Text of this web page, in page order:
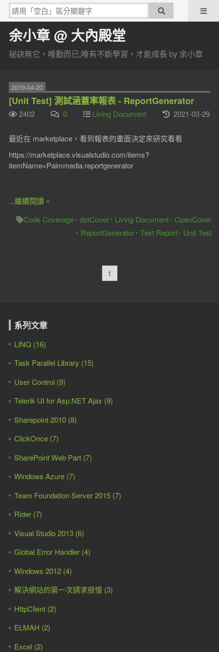
余小章 @ 大內殿堂
祕訣無它，唯勤而已;唯有不斷學習，才能成長 by 余小章
2019-04-20
[Unit Test] 測試涵蓋率報表 - ReportGenerator
2402 0 Living Document 2021-03-29
最近在 marketplace，看到報表的畫面決定來研究看看
https://marketplace.visualstudio.com/items?
itemName=Palmmedia.reportgenerator
...繼續閱讀 »
Code Coverage dotCover Living Document OpenCover
ReportGenerator Test Report Unit Test
1
系列文章
LINQ (16)
Task Parallel Library (15)
User Control (9)
Telerik UI for Asp.NET Ajax (9)
Sharepoint 2010 (8)
ClickOnce (7)
SharePoint Web Part (7)
Windows Azure (7)
Team Foundation Server 2015 (7)
Rider (7)
Visual Studio 2013 (6)
Global Error Handler (4)
Windows 2012 (4)
解決網站的第一次請求很慢 (3)
HttpClient (2)
ELMAH (2)
Excel (2)